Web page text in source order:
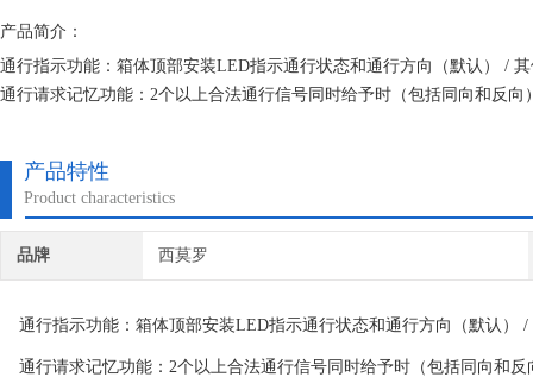
产品简介：
通行指示功能：箱体顶部安装LED指示通行状态和通行方向（默认） /
通行请求记忆功能：2个以上合法通行信号同时给予时（包括同向和反
产品特性
Product characteristics
品牌 西莫罗
通行指示功能：箱体顶部安装LED指示通行状态和通行方向（默认）
通行请求记忆功能：2个以上合法通行信号同时给予时（包括同向和